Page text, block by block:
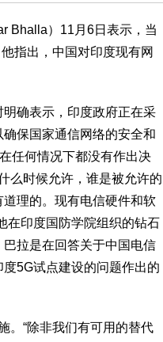
Bhalla）11月6日表示，当
指出，中国对印度现有网
确表示，印度政府正在采
保国家通信网络的安全和
任何情况下都没有作出决
么时候允许，谁是被允许的
理的。现有电信硬件和软
在印度国防学院组织的钻石
拉是在回答关于中国电信
5G试点建设的问题作出的
。“除非我们有可用的替代